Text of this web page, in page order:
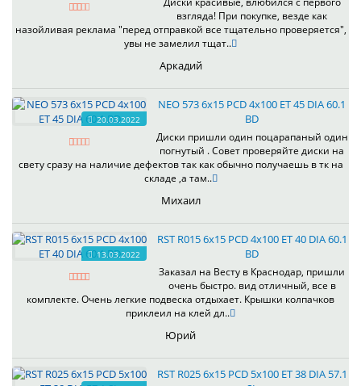
взгляда! При покупке, везде как
назойливая реклама "перед отправкой все тщательно проверяется",
увы не замелил тщат..
Аркадий
20.03.2022
NEO 573 6x15 PCD 4x100 ET 45 DIA 60.1
BD
Диски пришли один поцарапаный один
погнутый . Совет проверяйте диски на
свету сразу на наличие дефектов так как обычно получаешь в тк на
складе ,а там..
Михаил
13.03.2022
RST R015 6x15 PCD 4x100 ET 40 DIA 60.1
BD
Заказал на Весту в Краснодар, пришли
очень быстро. вид отличный, все в
комплекте. Очень легкие подвеска отдыхает. Крышки колпачков
приклеил на клей дл..
Юрий
RST R025 6x15 PCD 5x100 ET 38 DIA 57.1